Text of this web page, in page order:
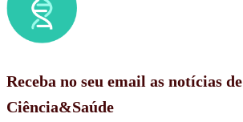
Receba no seu email as notícias de
Ciência&Saúde